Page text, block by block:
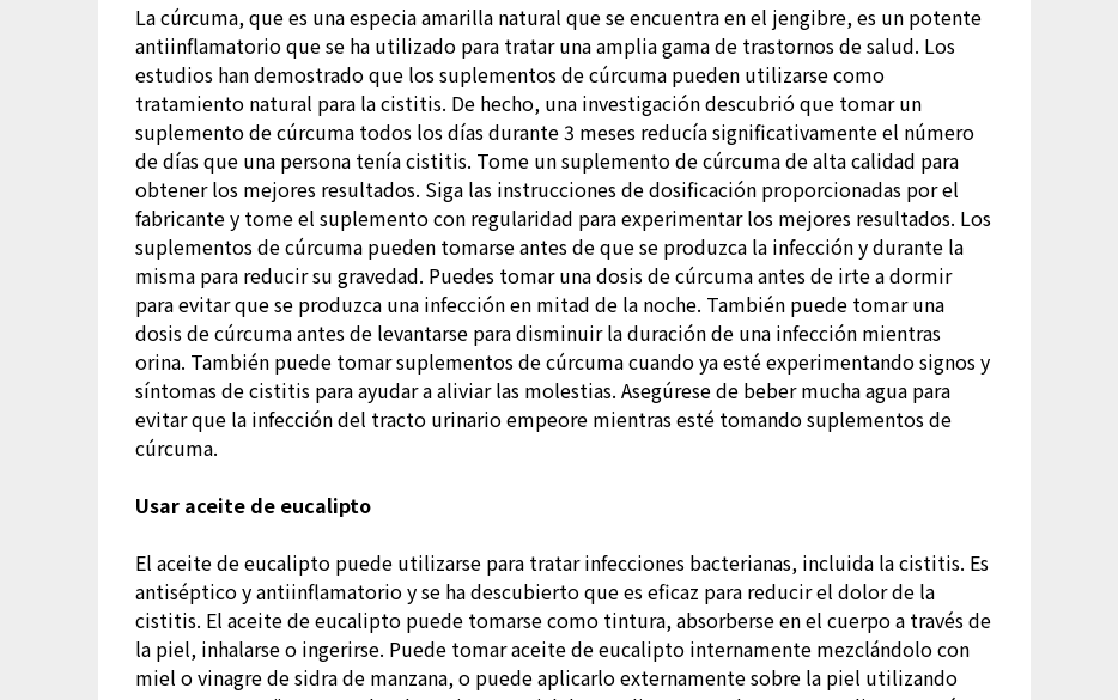
La cúrcuma, que es una especia amarilla natural que se encuentra en el jengibre, es un potente
antiinflamatorio que se ha utilizado para tratar una amplia gama de trastornos de salud. Los
estudios han demostrado que los suplementos de cúrcuma pueden utilizarse como
tratamiento natural para la cistitis. De hecho, una investigación descubrió que tomar un
suplemento de cúrcuma todos los días durante 3 meses reducía significativamente el número
de días que una persona tenía cistitis. Tome un suplemento de cúrcuma de alta calidad para
obtener los mejores resultados. Siga las instrucciones de dosificación proporcionadas por el
fabricante y tome el suplemento con regularidad para experimentar los mejores resultados. Los
suplementos de cúrcuma pueden tomarse antes de que se produzca la infección y durante la
misma para reducir su gravedad. Puedes tomar una dosis de cúrcuma antes de irte a dormir
para evitar que se produzca una infección en mitad de la noche. También puede tomar una
dosis de cúrcuma antes de levantarse para disminuir la duración de una infección mientras
orina. También puede tomar suplementos de cúrcuma cuando ya esté experimentando signos y
síntomas de cistitis para ayudar a aliviar las molestias. Asegúrese de beber mucha agua para
evitar que la infección del tracto urinario empeore mientras esté tomando suplementos de
cúrcuma.
Usar aceite de eucalipto
El aceite de eucalipto puede utilizarse para tratar infecciones bacterianas, incluida la cistitis. Es
antiséptico y antiinflamatorio y se ha descubierto que es eficaz para reducir el dolor de la
cistitis. El aceite de eucalipto puede tomarse como tintura, absorberse en el cuerpo a través de
la piel, inhalarse o ingerirse. Puede tomar aceite de eucalipto internamente mezclándolo con
miel o vinagre de sidra de manzana, o puede aplicarlo externamente sobre la piel utilizando